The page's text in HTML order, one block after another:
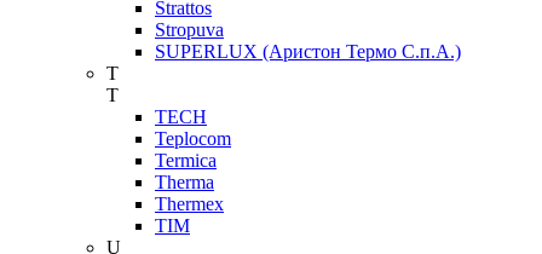
Strattos
Stropuva
SUPERLUX (Аристон Термо С.п.А.)
T
T
TECH
Teplocom
Termica
Therma
Thermex
TIM
U